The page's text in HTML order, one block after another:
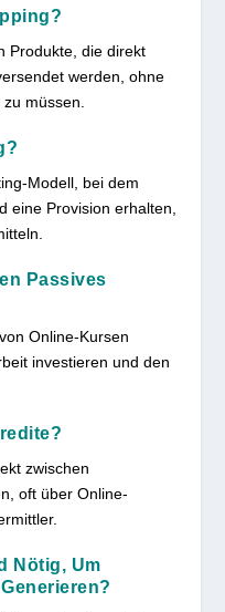
Produkte, die direkt
werden, ohne
müssen.
Modell, bei dem
eine Provision erhalten,
Passives
Online-Kursen
investieren und den
zwischen
oft über Online-
Nötig, Um